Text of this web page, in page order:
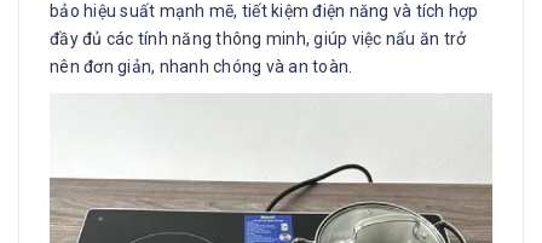
bảo hiệu suất mạnh mẽ, tiết kiệm điện năng và tích hợp
đầy đủ các tính năng thông minh, giúp việc nấu ăn trở
nên đơn giản, nhanh chóng và an toàn.